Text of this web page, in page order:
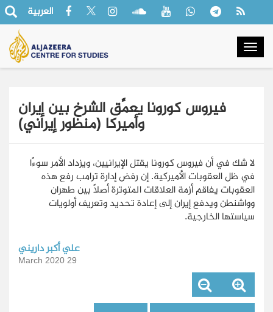
العربية
فيروس كورونا يعمِّق الشرخ بين إيران
وأميركا (منظور إيراني)
لا شك في أن فيروس كورونا يقتل الإيرانيين، ويزداد الأمر سوءًا
في ظل العقوبات الأميركية. إن رفض إدارة ترامب رفع هذه
العقوبات يفاقم أزمة العلاقات المتوترة أصلًا بين طهران
وواشنطن ويدفع إيران إلى إعادة تحديد وتعريف أولويات
سياستها الخارجية.
علي أكبر داريني
29 March 2020